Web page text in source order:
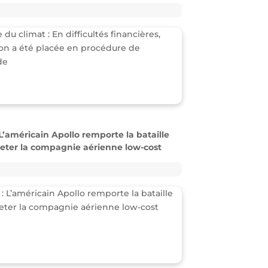
Apollo remporte la bataille
la compagnie aérienne low-cost